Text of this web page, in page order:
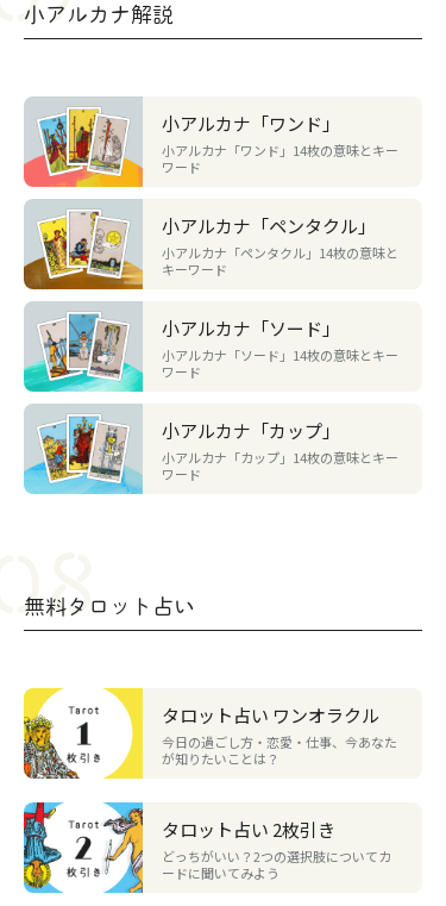
小アルカナ解説
小アルカナ「ワンド」
小アルカナ「ワンド」14枚の意味とキー
ワード
小アルカナ「ペンタクル」
小アルカナ「ペンタクル」14枚の意味と
キーワード
小アルカナ「ソード」
小アルカナ「ソード」14枚の意味とキー
ワード
小アルカナ「カップ」
小アルカナ「カップ」14枚の意味とキー
ワード
無料タロット占い
タロット占い ワンオラクル
今日の過ごし方・恋愛・仕事、今あなた
が知りたいことは？
タロット占い 2枚引き
どっちがいい？2つの選択肢についてカ
ードに聞いてみよう